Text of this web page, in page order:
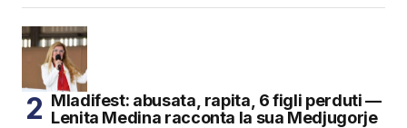
Mladifest: abusata, rapita, 6 figli perduti —
Lenita Medina racconta la sua Medjugorje